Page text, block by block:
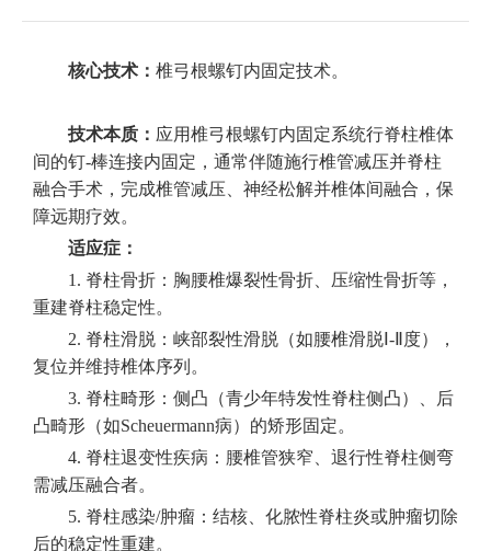
核心技术： 椎弓根螺钉内固定技术。
技术本质： 应用椎弓根螺钉内固定系统行脊柱椎体
间的钉-棒连接内固定，通常伴随施行椎管减压并脊柱
融合手术，完成椎管减压、神经松解并椎体间融合，保
障远期疗效。
适应症：
1. 脊柱骨折：胸腰椎爆裂性骨折、压缩性骨折等，
重建脊柱稳定性。
2. 脊柱滑脱：峡部裂性滑脱（如腰椎滑脱Ⅰ-Ⅱ度），
复位并维持椎体序列。
3. 脊柱畸形：侧凸（青少年特发性脊柱侧凸）、后
凸畸形（如Scheuermann病）的矫形固定。
4. 脊柱退变性疾病：腰椎管狭窄、退行性脊柱侧弯
需减压融合者。
5. 脊柱感染/肿瘤：结核、化脓性脊柱炎或肿瘤切除
后的稳定性重建。